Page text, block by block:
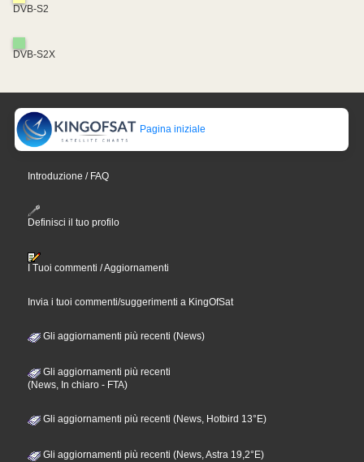
DVB-S2
DVB-S2X
Pagina iniziale
Introduzione / FAQ
Definisci il tuo profilo
I Tuoi commenti / Aggiornamenti
Invia i tuoi commenti/suggerimenti a KingOfSat
Gli aggiornamenti più recenti (News)
Gli aggiornamenti più recenti
(News, In chiaro - FTA)
Gli aggiornamenti più recenti (News, Hotbird 13°E)
Gli aggiornamenti più recenti (News, Astra 19,2°E)